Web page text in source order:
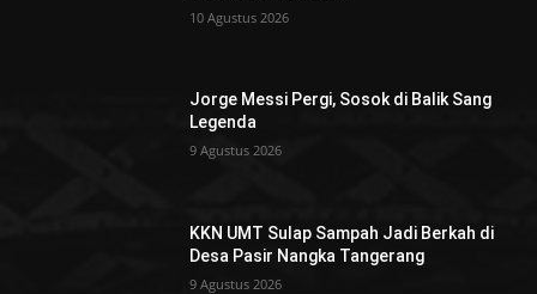
10 Agustus 2026
Jorge Messi Pergi, Sosok di Balik Sang
Legenda
9 Agustus 2026
KKN UMT Sulap Sampah Jadi Berkah di
Desa Pasir Nangka Tangerang
9 Agustus 2026